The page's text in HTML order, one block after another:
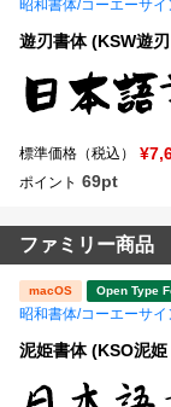
昭和書体/コーエーサイ
遊刃書体 (KSW遊
標準価格（税込）
ポイント 69pt
ファミリー商品
macOS Open Type
昭和書体/コーエーサイ
泥姫書体 (KSO泥